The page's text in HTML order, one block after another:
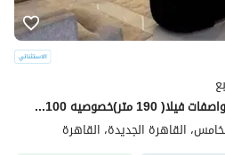
استلم فورا بخصم 43% شقه بمواصفات فيلا( 190 متر)خصوصيه 100% للبيع في ديستريكت 5 - District 5 التجمع الخامس دقائق من ميفيدا وهايد بارك وماونتن فيو